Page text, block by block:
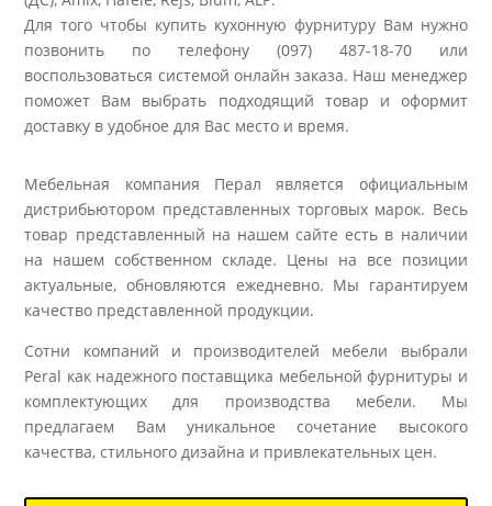
Для того чтобы купить кухонную фурнитуру Вам нужно
позвонить по телефону (097) 487-18-70 или
воспользоваться системой онлайн заказа. Наш менеджер
поможет Вам выбрать подходящий товар и оформит
доставку в удобное для Вас место и время.
Мебельная компания Перал является официальным
дистрибьютором представленных торговых марок. Весь
товар представленный на нашем сайте есть в наличии
на нашем собственном складе. Цены на все позиции
актуальные, обновляются ежедневно. Мы гарантируем
качество представленной продукции.
Сотни компаний и производителей мебели выбрали
Peral как надежного поставщика мебельной фурнитуры и
комплектующих для производства мебели. Мы
предлагаем Вам уникальное сочетание высокого
качества, стильного дизайна и привлекательных цен.